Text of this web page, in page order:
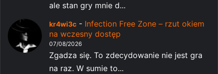
ale stan gry mnie d...
kr4wi3c - Infection Free Zone – rzut okiem
na wczesny dostęp
07/08/2026
Zgadza się. To zdecydowanie nie jest gra
na raz. W sumie to...